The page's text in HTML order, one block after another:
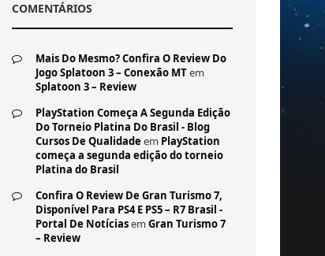
COMENTÁRIOS
Mais Do Mesmo? Confira O Review Do
Jogo Splatoon 3 – Conexão MTem
Splatoon 3 – Review
PlayStation Começa A Segunda Edição
Do Torneio Platina Do Brasil - Blog
Cursos De Qualidade em PlayStation
começa a segunda edição do torneio
Platina do Brasil
Confira O Review De Gran Turismo 7,
Disponível Para PS4 E PS5 – R7 Brasil -
Portal De Notíciasem Gran Turismo 7
– Review